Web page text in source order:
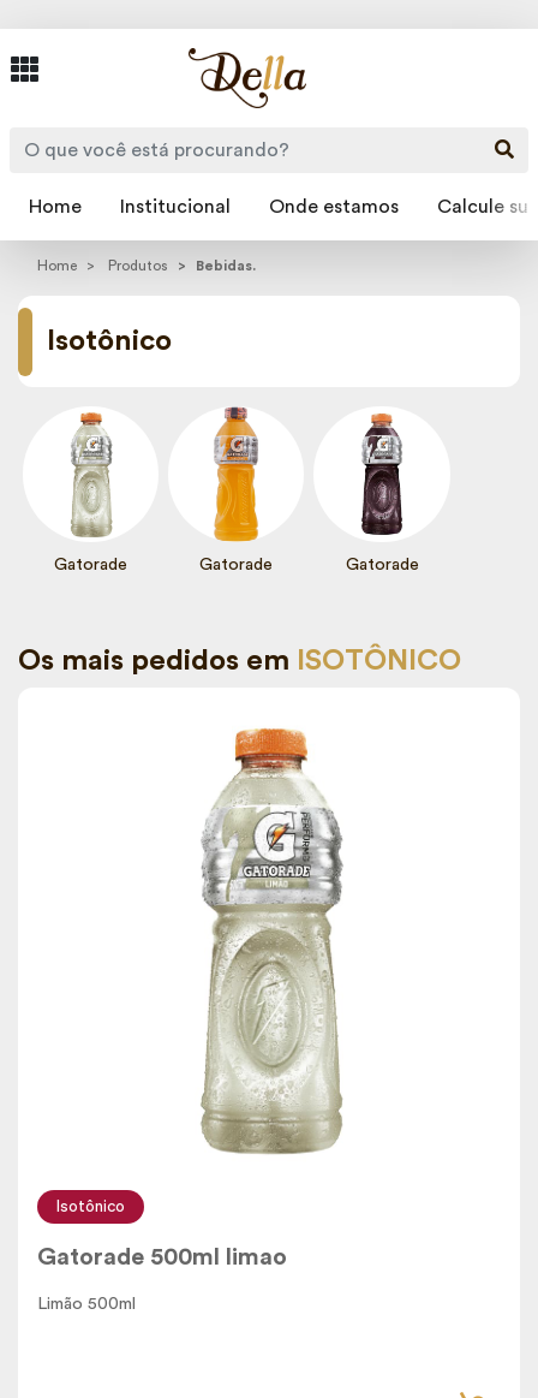
Home Institucional Onde estamos Calcule
Home Produtos Bebidas.
Isotônico
Gatorade Gatorade Gatorade
Os mais pedidos em ISOTÔNICO
Isotônico
Gatorade 500ml limao
Limão 500ml